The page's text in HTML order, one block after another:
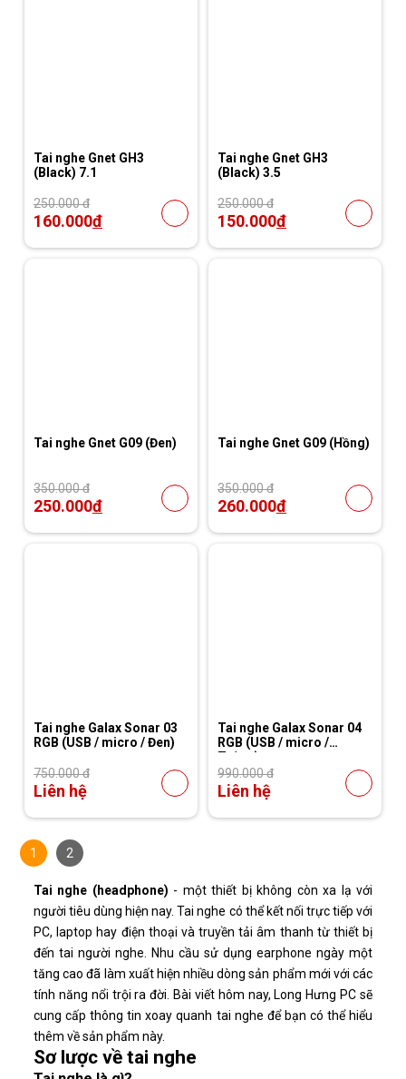
Tai nghe Gnet GH3
(Black) 7.1
250.000 đ
160.000đ
Tai nghe Gnet GH3
(Black) 3.5
250.000 đ
150.000đ
Tai nghe Gnet G09 (Đen)
350.000 đ
250.000đ
Tai nghe Gnet G09 (Hồng)
350.000 đ
260.000đ
Tai nghe Galax Sonar 03
RGB (USB / micro / Đen)
750.000 đ
Liên hệ
Tai nghe Galax Sonar 04
RGB (USB / micro /
Trắng)
990.000 đ
Liên hệ
1 2
Tai nghe (headphone) - một thiết bị không còn xa lạ với
người tiêu dùng hiện nay. Tai nghe có thể kết nối trực tiếp với
PC, laptop hay điện thoại và truyền tải âm thanh từ thiết bị
đến tai người nghe. Nhu cầu sử dụng earphone ngày một
tăng cao đã làm xuất hiện nhiều dòng sản phẩm mới với các
tính năng nổi trội ra đời. Bài viết hôm nay, Long Hưng PC sẽ
cung cấp thông tin xoay quanh tai nghe để bạn có thể hiểu
thêm về sản phẩm này.
Sơ lược về tai nghe